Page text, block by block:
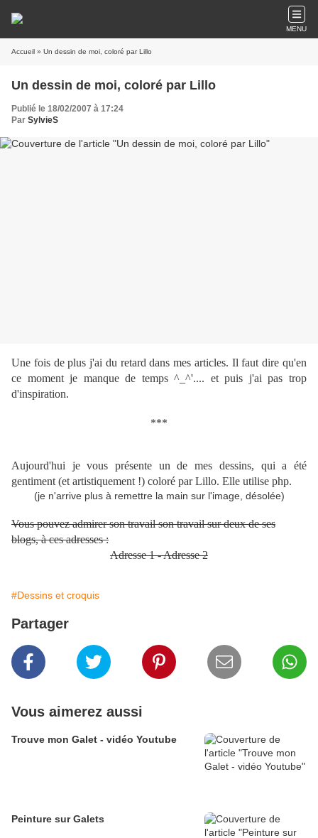
MENU
Accueil » Un dessin de moi, coloré par Lillo
Un dessin de moi, coloré par Lillo
Publié le 18/02/2007 à 17:24
Par SylvieS
Une fois de plus j'ai du retard dans mes articles. Il faut dire qu'en
ce moment je manque de temps ^_^'.... et puis j'ai pas trop
d'inspiration.
***
Aujourd'hui je vous présente un de mes dessins, qui a été
gentiment (et artistiquement !) coloré par Lillo. Elle utilise php.
(je n'arrive plus à remettre la main sur l'image, désolée)
Vous pouvez admirer son travail son travail sur deux de ses
blogs, à ces adresses :
Adresse 1 - Adresse 2
#Dessins et croquis
Partager
Vous aimerez aussi
Trouve mon Galet - vidéo Youtube
Peinture sur Galets